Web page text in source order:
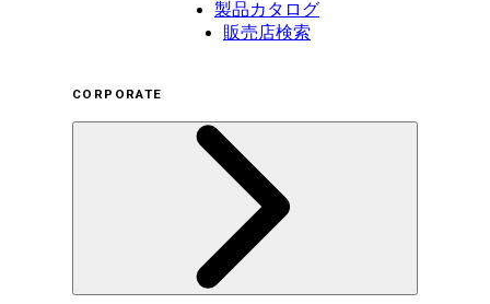
製品カタログ
販売店検索
CORPORATE